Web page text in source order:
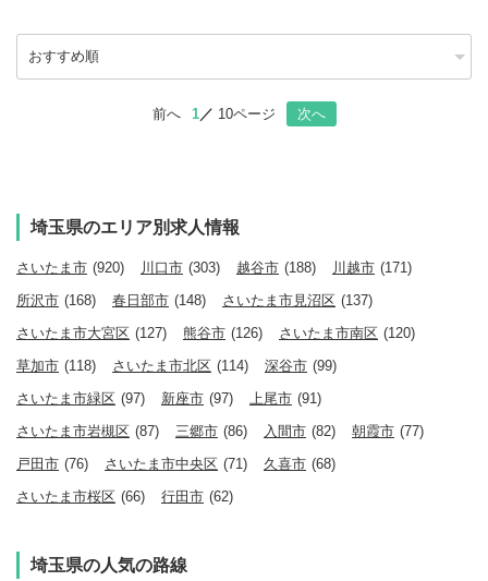
前へ 1 10ページ 次へ
埼玉県のエリア別求人情報
さいたま市 (920) 川口市 (303) 越谷市 (188) 川越市 (171)
所沢市 (168) 春日部市 (148) さいたま市見沼区 (137)
さいたま市大宮区 (127) 熊谷市 (126) さいたま市南区 (120)
草加市 (118) さいたま市北区 (114) 深谷市 (99)
さいたま市緑区 (97) 新座市 (97) 上尾市 (91)
さいたま市岩槻区 (87) 三郷市 (86) 入間市 (82) 朝霞市 (77)
戸田市 (76) さいたま市中央区 (71) 久喜市 (68)
さいたま市桜区 (66) 行田市 (62)
埼玉県の人気の路線